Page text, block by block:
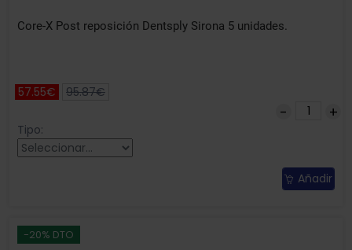
Core-X Post reposición Dentsply Sirona 5 unidades.
57.55€ 95.87€
Tipo:
Añadir
-20% DTO